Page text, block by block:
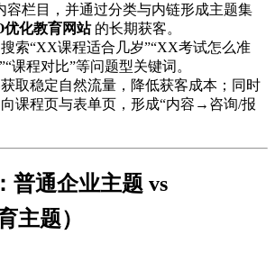
容栏目，并通过分类与内链形成主题集
优化教育网站的长期获客。
搜索“XX课程适合几岁”“XX考试怎么准
课程对比”等问题型关键词。
获取稳定自然流量，降低获客成本；同时
课程页与表单页，形成“内容→咨询/报
普通企业主题 vs
主题）